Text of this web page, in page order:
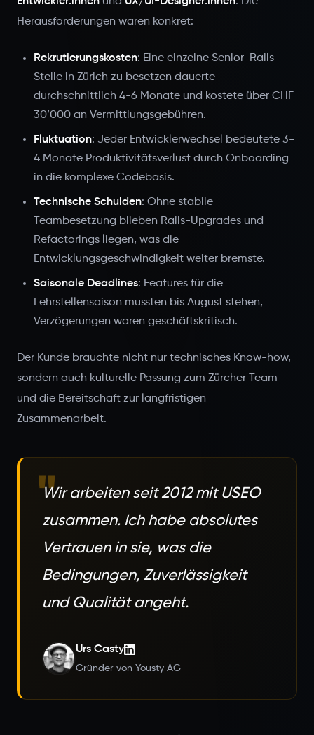
Herausforderungen waren konkret:
Rekrutierungskosten: Eine einzelne Senior-Rails-
Stelle in Zürich zu besetzen dauerte
durchschnittlich 4-6 Monate und kostete über CHF
30’000 an Vermittlungsgebühren.
Fluktuation: Jeder Entwicklerwechsel bedeutete 3-
4 Monate Produktivitätsverlust durch Onboarding
in die komplexe Codebasis.
Technische Schulden: Ohne stabile
Teambesetzung blieben Rails-Upgrades und
Refactorings liegen, was die
Entwicklungsgeschwindigkeit weiter bremste.
Saisonale Deadlines: Features für die
Lehrstellensaison mussten bis August stehen,
Verzögerungen waren geschäftskritisch.
Der Kunde brauchte nicht nur technisches Know-how,
sondern auch kulturelle Passung zum Zürcher Team
und die Bereitschaft zur langfristigen
Zusammenarbeit.
"
Wir arbeiten seit 2012 mit USEO
zusammen. Ich habe absolutes
Vertrauen in sie, was die
Bedingungen, Zuverlässigkeit
und Qualität angeht.
Urs Casty
Gründer von Yousty AG